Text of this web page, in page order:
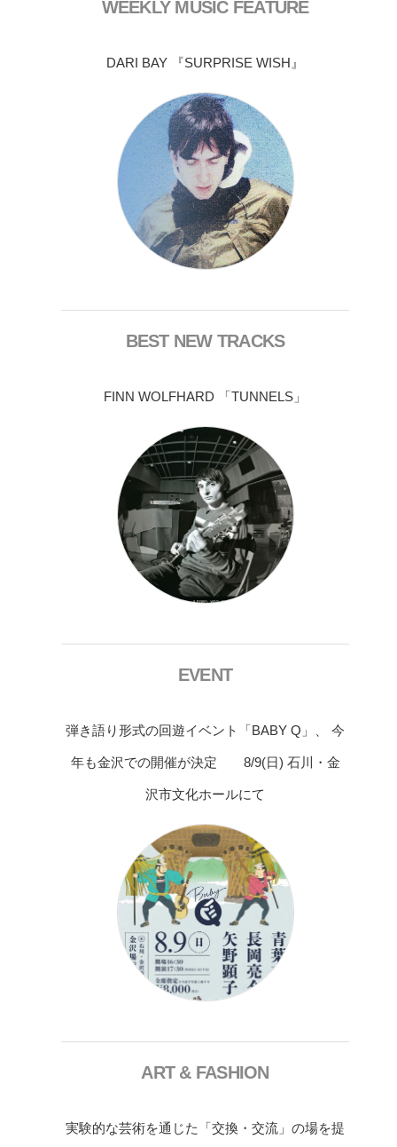
WEEKLY MUSIC FEATURE
DARI BAY 『SURPRISE WISH』
BEST NEW TRACKS
FINN WOLFHARD 「TUNNELS」
EVENT
弾き語り形式の回遊イベント「BABY Q」、 今
年も金沢での開催が決定 8/9(日) 石川・金
沢市文化ホールにて
ART & FASHION
実験的な芸術を通じた「交換・交流」の場を提